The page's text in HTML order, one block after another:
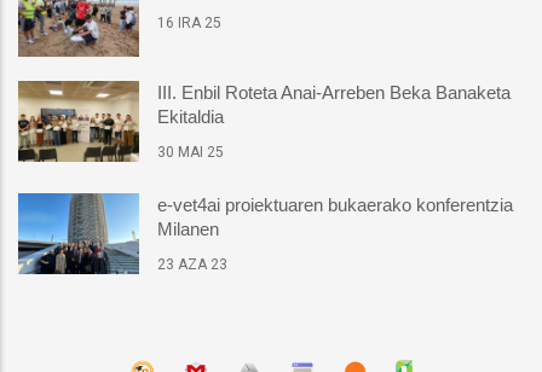
16 IRA 25
III. Enbil Roteta Anai-Arreben Beka Banaketa
Ekitaldia
30 MAI 25
e-vet4ai proiektuaren bukaerako konferentzia
Milanen
23 AZA 23